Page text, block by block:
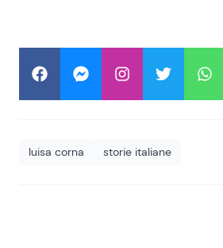
luisa corna storie italiane